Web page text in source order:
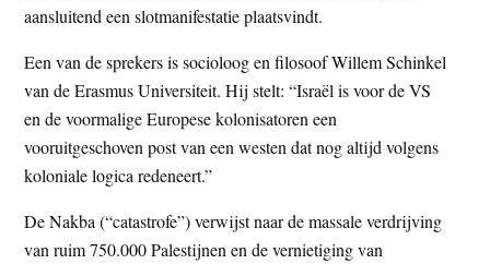
aansluitend een slotmanifestatie plaatsvindt.
Een van de sprekers is socioloog en filosoof Willem Schinkel
van de Erasmus Universiteit. Hij stelt: “Israël is voor de VS
en de voormalige Europese kolonisatoren een
vooruitgeschoven post van een westen dat nog altijd volgens
koloniale logica redeneert.”
De Nakba (“catastrofe”) verwijst naar de massale verdrijving
van ruim 750.000 Palestijnen en de vernietiging van